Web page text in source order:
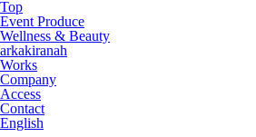
Top
Event Produce
Wellness & Beauty
arkakiranah
Works
Company
Access
Contact
English